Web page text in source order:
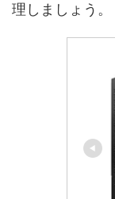
理しましょう。